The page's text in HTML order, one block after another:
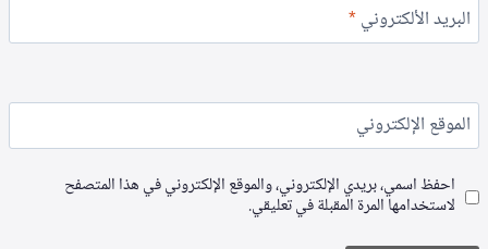
البريد الألكتروني*
الموقع الإلكتروني
احفظ اسمي، بريدي الإلكتروني، والموقع الإلكتروني في هذا المتصفح
لاستخدامها المرة المقبلة في تعليقي.